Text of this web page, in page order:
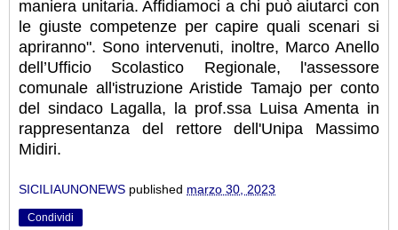
maniera unitaria. Affidiamoci a chi può aiutarci con
le giuste competenze per capire quali scenari si
apriranno". Sono intervenuti, inoltre, Marco Anello
dell’Ufficio Scolastico Regionale, l'assessore
comunale all'istruzione Aristide Tamajo per conto
del sindaco Lagalla, la prof.ssa Luisa Amenta in
rappresentanza del rettore dell'Unipa Massimo
Midiri.
SICILIAUNONEWS published marzo 30, 2023
Condividi